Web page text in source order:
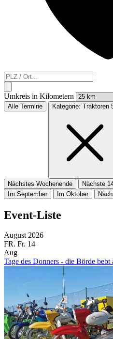
Umkreis in Kilometern
Alle Termine Kategorie: Traktoren
Nächstes Wochenende Nächste
Im September
Im Oktober
Event-Liste
August 2026
FR. Fr. 14
Aug
Tage des Donners - die Börde bebt